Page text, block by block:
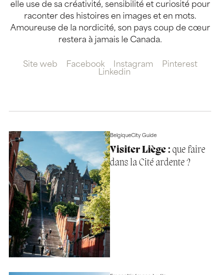
elle use de sa créativité, sensibilité et curiosité pour
raconter des histoires en images et en mots.
Amoureuse de la nordicité, son pays coup de cœur
restera à jamais le Canada.
Site web Facebook Instagram
Pinterest
Linkedin
BelgiqueCity Guide
Visiter Liège :que faire
dans la Cité ardente ?